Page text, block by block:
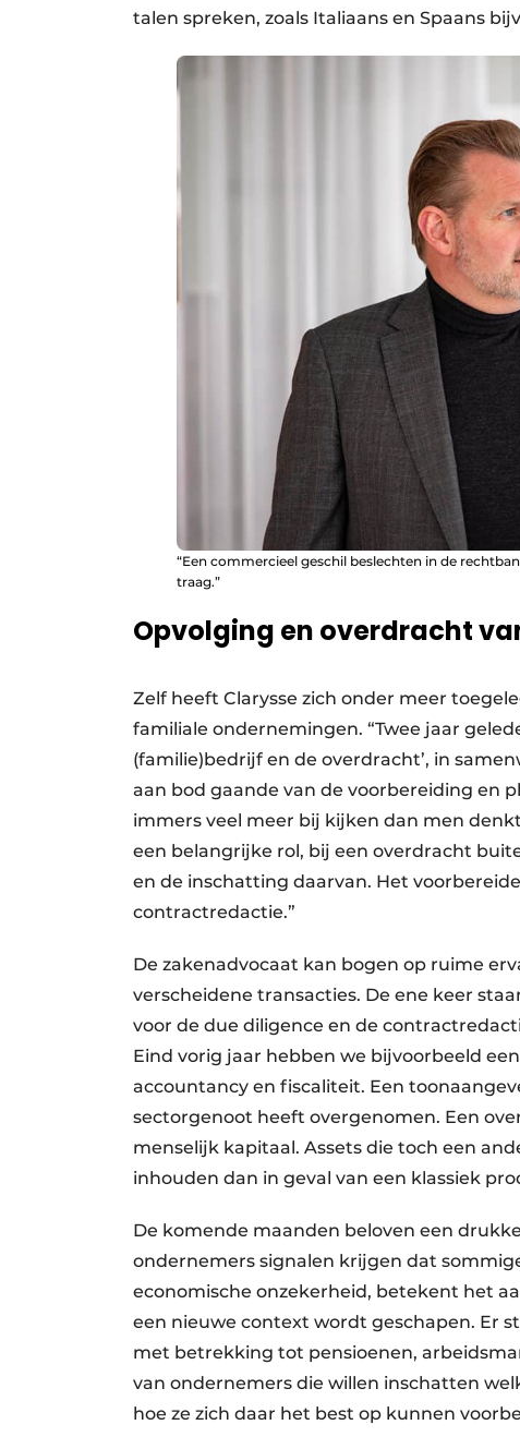
talen spreken, zoals Italiaans en Spaans
“Een commercieel geschil beslechten in de
traag.”
Opvolging en overdracht
Zelf heeft Clarysse zich onder meer
familiale ondernemingen. “Twee jaar
(familie)bedrijf en de overdracht’, in
aan bod gaande van de voorbereiding en
immers veel meer bij kijken dan men
een belangrijke rol, bij een overdracht
en de inschatting daarvan. Het
contractredactie.”
De zakenadvocaat kan bogen op ruime
verscheidene transacties. De ene keer
voor de due diligence en de
Eind vorig jaar hebben we bijvoorbeeld
accountancy en fiscaliteit. Een
sectorgenoot heeft overgenomen. Een
menselijk kapitaal. Assets die toch een
inhouden dan in geval van een klassiek
De komende maanden beloven een
ondernemers signalen krijgen dat
economische onzekerheid, betekent het
een nieuwe context wordt geschapen. Er
met betrekking tot pensioenen,
van ondernemers die willen inschatten
hoe ze zich daar het best op kunnen